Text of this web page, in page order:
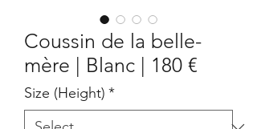
Coussin de la belle-
mère | Blanc | 180 €
Size (Height) *